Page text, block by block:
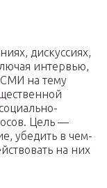
дискуссиях,
интервью,
на тему
Цель —
убедить в чем-
на них